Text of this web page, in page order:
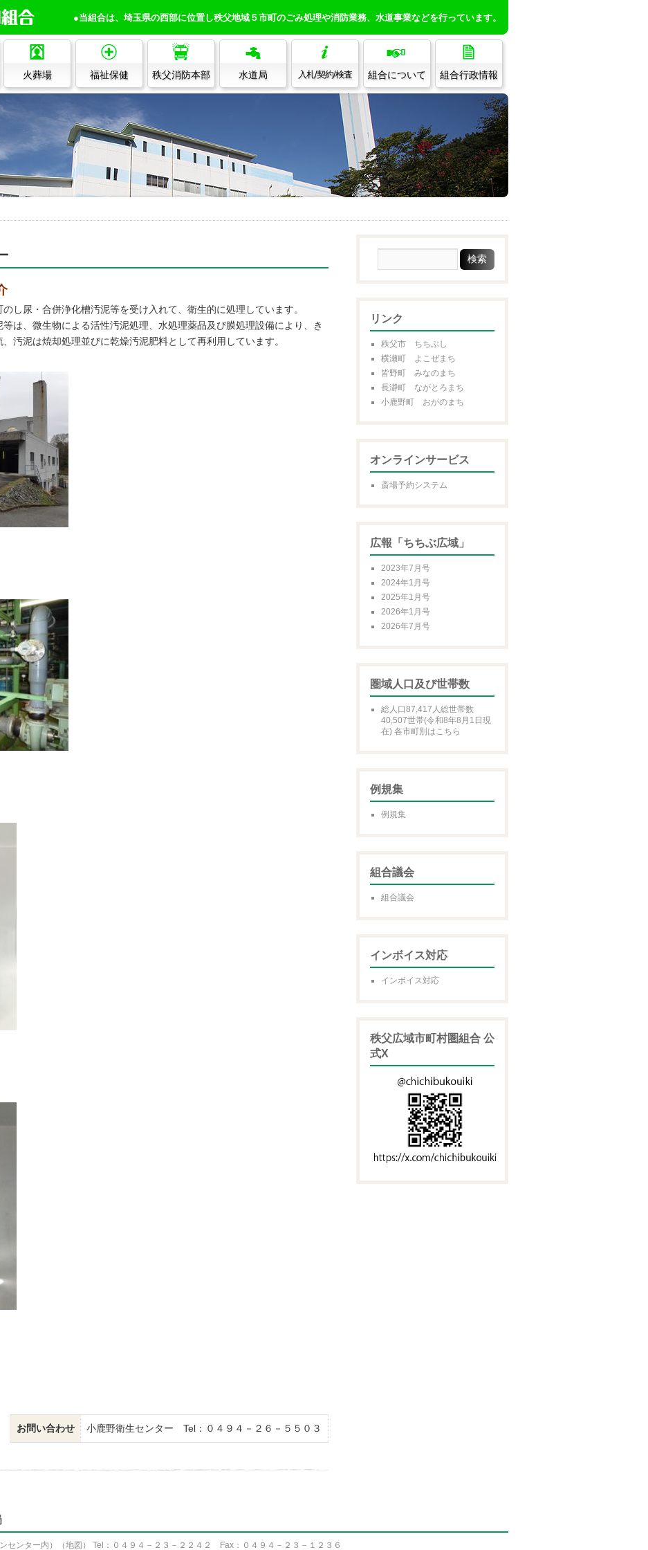
●当組合は、埼玉県の西部に位置し秩父地域５市町のごみ処理や消防業務、水道事業などを行っています。
火葬場 福祉保健 秩父消防本部 水道局 入札/契約/検査 組合について 組合行政情報
し尿・合併浄化槽汚泥等を受け入れて、衛生的に処理しています。
は、微生物による活性汚泥処理、水処理薬品及び膜処理設備により、き
汚泥は焼却処理並びに乾燥汚泥肥料として再利用しています。
お問い合わせ 小鹿野衛生センター Tel：０４９４－２６－５５０３
リンク
秩父市 ちちぶし
横瀬町 よこぜまち
皆野町 みなのまち
長瀞町 ながとろまち
小鹿野町 おがのまち
オンラインサービス
斎場予約システム
広報「ちちぶ広域」
2023年7月号
2024年1月号
2025年1月号
2026年1月号
2026年7月号
圏域人口及び世帯数
総人口87,417人総世帯数
40,507世帯(令和8年8月1日現
在) 各市町別はこちら
例規集
例規集
組合議会
組合議会
インボイス対応
インボイス対応
秩父広域市町村圏組合 公
式X
センター内）（地図 ） Tel：０４９４－２３－２２４２ Fax：０４９４－２３－１２３６